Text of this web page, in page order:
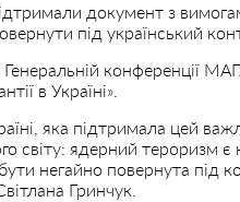
документ з
під український
конференції
в Україні».
яка підтримала цей
світу: ядерний тероризм
негайно повернута під
Гринчук.